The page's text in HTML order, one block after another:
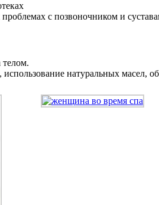
с позвоночником и
телом.
натуральных масел,